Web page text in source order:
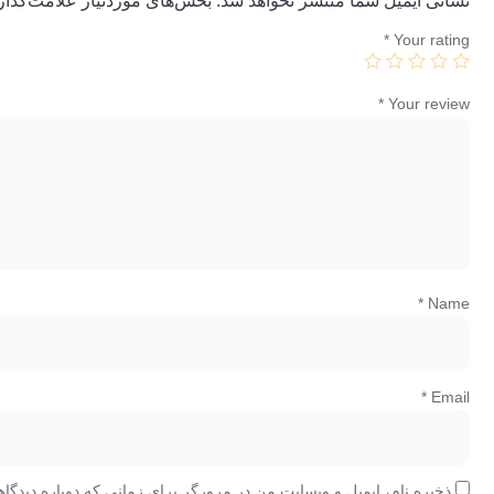
Your rating
*
Your review
*
Name
*
Email
*
ذخیره نام، ایمیل و وبسایت من در مرورگر برای زمانی که دوباره